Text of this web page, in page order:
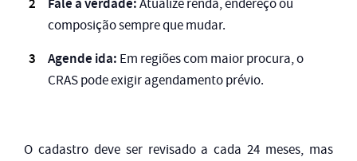
Atualize renda, endereço ou
composição sempre que mudar.
Agende ida: Em regiões com maior procura, o
CRAS pode exigir agendamento prévio.
O cadastro deve ser revisado a cada 24 meses, mas